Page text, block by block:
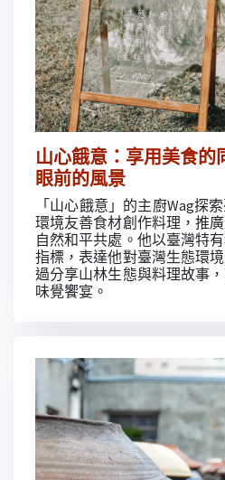
山心餓意：享用美食的
眼前的風景
「山心餓意」的主廚Wag探
環境友善食材創作料理，推
自然和平共處。他以臺灣特
指標，表達他對臺灣生態環
過分享山林生態與料理故事
味覺饗宴。